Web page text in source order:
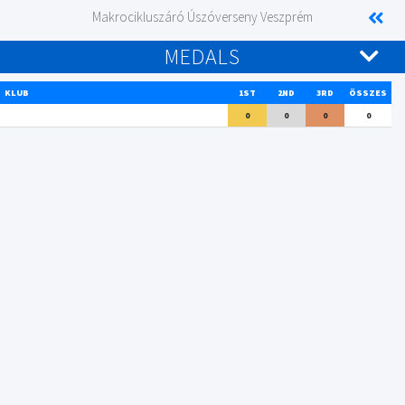
Makrocikluszáró Úszóverseny Veszprém
MEDALS
KLUB 1ST 2ND 3RD
ÖSSZES
0
0 0 0